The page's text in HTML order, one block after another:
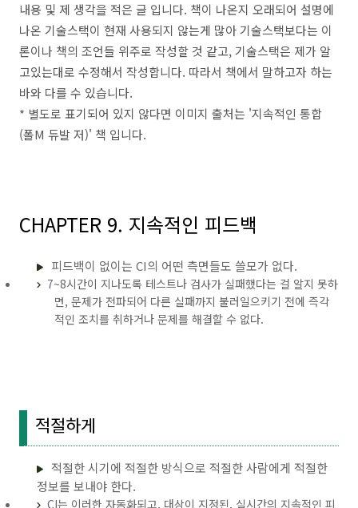
내용 및 제 생각을 적은 글 입니다. 책이 나온지 오래되어 설명에
나온 기술스택이 현재 사용되지 않는게 많아 기술스택보다는 이
론이나 책의 조언들 위주로 작성할 것 같고, 기술스택은 제가 알
고있는대로 수정해서 작성합니다. 따라서 책에서 말하고자 하는
바와 다를 수 있습니다.
* 별도로 표기되어 있지 않다면 이미지 출처는 '지속적인 통합
(폴M 듀발 저)' 책 입니다.
CHAPTER 9. 지속적인 피드백
피드백이 없이는 CI의 어떤 측면들도 쓸모가 없다.
7~8시간이 지나도록 테스트나 검사가 실패했다는 걸 알지 못하
면, 문제가 전파되어 다른 실패까지 불러일으키기 전에 즉각
적인 조치를 취하거나 문제를 해결할 수 없다.
적절하게
적절한 시기에 적절한 방식으로 적절한 사람에게 적절한
정보를 보내야 한다.
CI는 이러한 자동화되고, 대상이 지정된, 실시간의 지속적인 피